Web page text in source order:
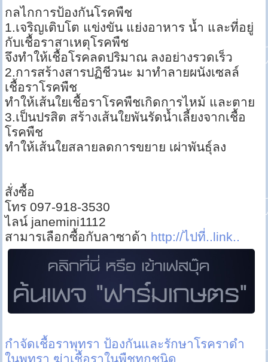
กลไกการป้องกันโรคพืช
1.เจริญเติบโต แข่งขัน แย่งอาหาร น้ำ และที่อยู่
กับเชื้อราสาเหตุโรคพืช
จึงทำให้เชื้อโรคลดปริมาณ ลงอย่างรวดเร็ว
2.การสร้างสารปฏิชีวนะ มาทำลายผนังเซลล์
เชื้อราโรคพืช
ทำให้เส้นใยเชื้อราโรคพืชเกิดการไหม้ และตาย
3.เป็นปรสิต สร้างเส้นใยพันรัดน้ำเลี้ยงจากเชื้อ
โรคพืช
ทำให้เส้นใยสลายลดการขยาย เผ่าพันธุ์ลง
สั่งซื้อ
โทร 097-918-3530
ไลน์ janemini1112
สามารเลือกซื้อกับลาซาด้า http://ไปที่..link..
กำจัดเชื้อราพุทรา ป้องกันและรักษาโรคราดำ
ในพุทรา ฆ่าเชื้อราในพืชทุกชนิด